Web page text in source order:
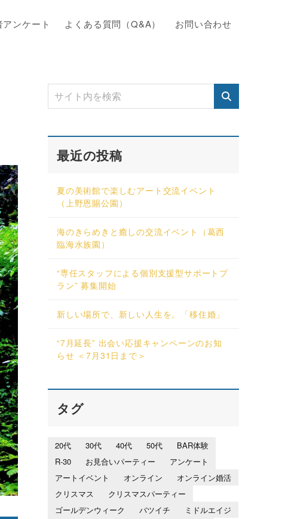
ンケート よくある質問（Q&A） お問い合わせ
最近の投稿
夏の美術館で楽しむアート交流イベント
（上野恩賜公園）
海のきらめきと癒しの交流イベント（葛西
臨海水族園）
“専任スタッフによる個別支援型サポートプ
ラン” 募集開始
新しい場所で、新しい人生を。「移住婚」
“7月延長” 出会い応援キャンペーンのお知
らせ ＜7月31日まで＞
タグ
20代 30代 40代 50代
BAR体験
R-30
お見合いパーティー
アンケート
アートイベント
オンライン
オンライン婚活
クリスマス
クリスマスパーティー
ゴールデンウィーク
バツイチ
ミドルエイジ